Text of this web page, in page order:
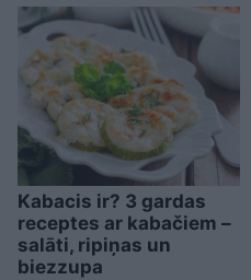
Kabacis ir? 3 gardas
receptes ar kabačiem –
salāti, ripiņas un
biezzupa